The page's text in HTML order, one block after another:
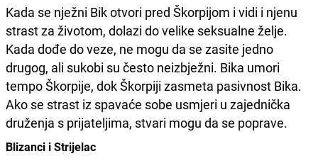
Kada se nježni Bik otvori pred Škorpijom i vidi i njenu
strast za životom, dolazi do velike seksualne želje.
Kada dođe do veze, ne mogu da se zasite jedno
drugog, ali sukobi su često neizbježni. Bika umori
tempo Škorpije, dok Škorpiji zasmeta pasivnost Bika.
Ako se strast iz spavaće sobe usmjeri u zajednička
druženja s prijateljima, stvari mogu da se poprave.
Blizanci i Strijelac